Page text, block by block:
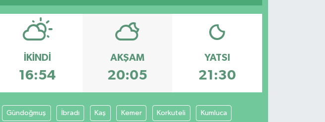
İKINDI
16:54
AKŞAM
20:05
YATSI
21:30
Gündoğmuş İbradı Kaş Kemer Korkuteli Kumluca